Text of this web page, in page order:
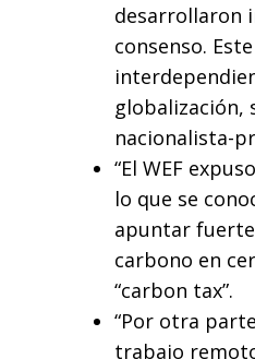
desarrollaron
consenso.
globalización,
nacionalista-
“El WEF
lo que se
apuntar
carbono en
“carbon tax”.
“Por otra
trabajo